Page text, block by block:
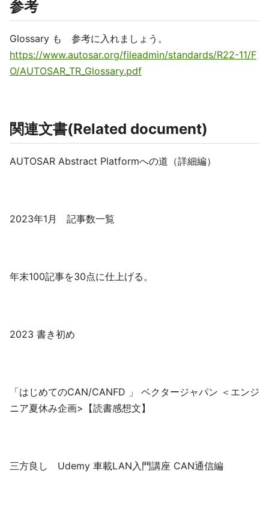
参考
Glossary も 参考に入れましょう。
https://www.autosar.org/fileadmin/standards/R22-11/F
O/AUTOSAR_TR_Glossary.pdf
関連文書(Related document)
AUTOSAR Abstract Platformへの道（詳細編）
2023年1月 記事数一覧
年末100記事を30点に仕上げる。
2023 書き初め
「はじめてのCAN/CANFD 」 ベクタージャパン ＜エンジ
ニア夏休み企画>【読書感想文】
三方良し Udemy 車載LAN入門講座 CAN通信編